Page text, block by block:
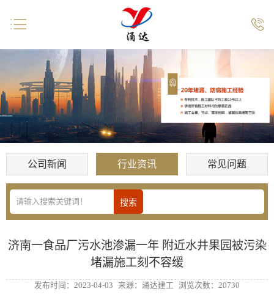
公司新闻 行业资讯 常见问题
济南一食品厂污水池渗漏一年 附近水井果园被污染
堵漏施工刻不容缓
发布时间：2023-04-03 来源：涌达建工 浏览次数：20730
 